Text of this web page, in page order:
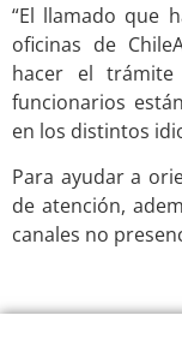
“El llamado que
oficinas de
hacer el
funcionarios
en los distintos
Para ayudar a
de atención,
canales no